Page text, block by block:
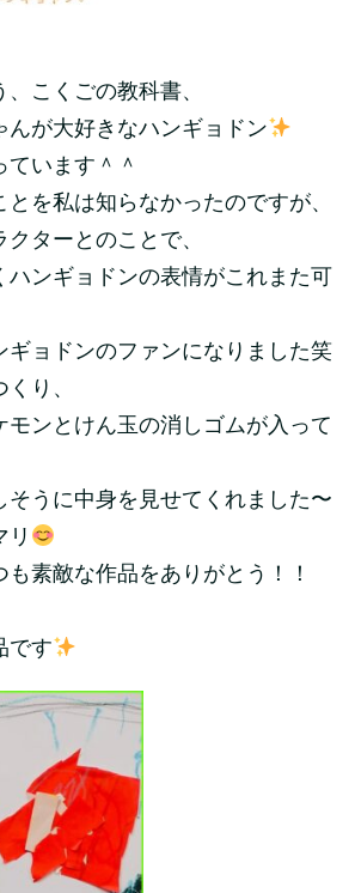
こくごの教科書、
が大好きなハンギョドン
ています＾＾
を私は知らなかったのですが、
ターとのことで、
ハンギョドンの表情がこれまた可
ギョドンのファンになりました笑
り、
モンとけん玉の消しゴムが入って
そうに中身を見せてくれました〜
リ
素敵な作品をありがとう！！
です